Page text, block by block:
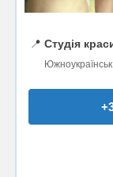
📍 Студія